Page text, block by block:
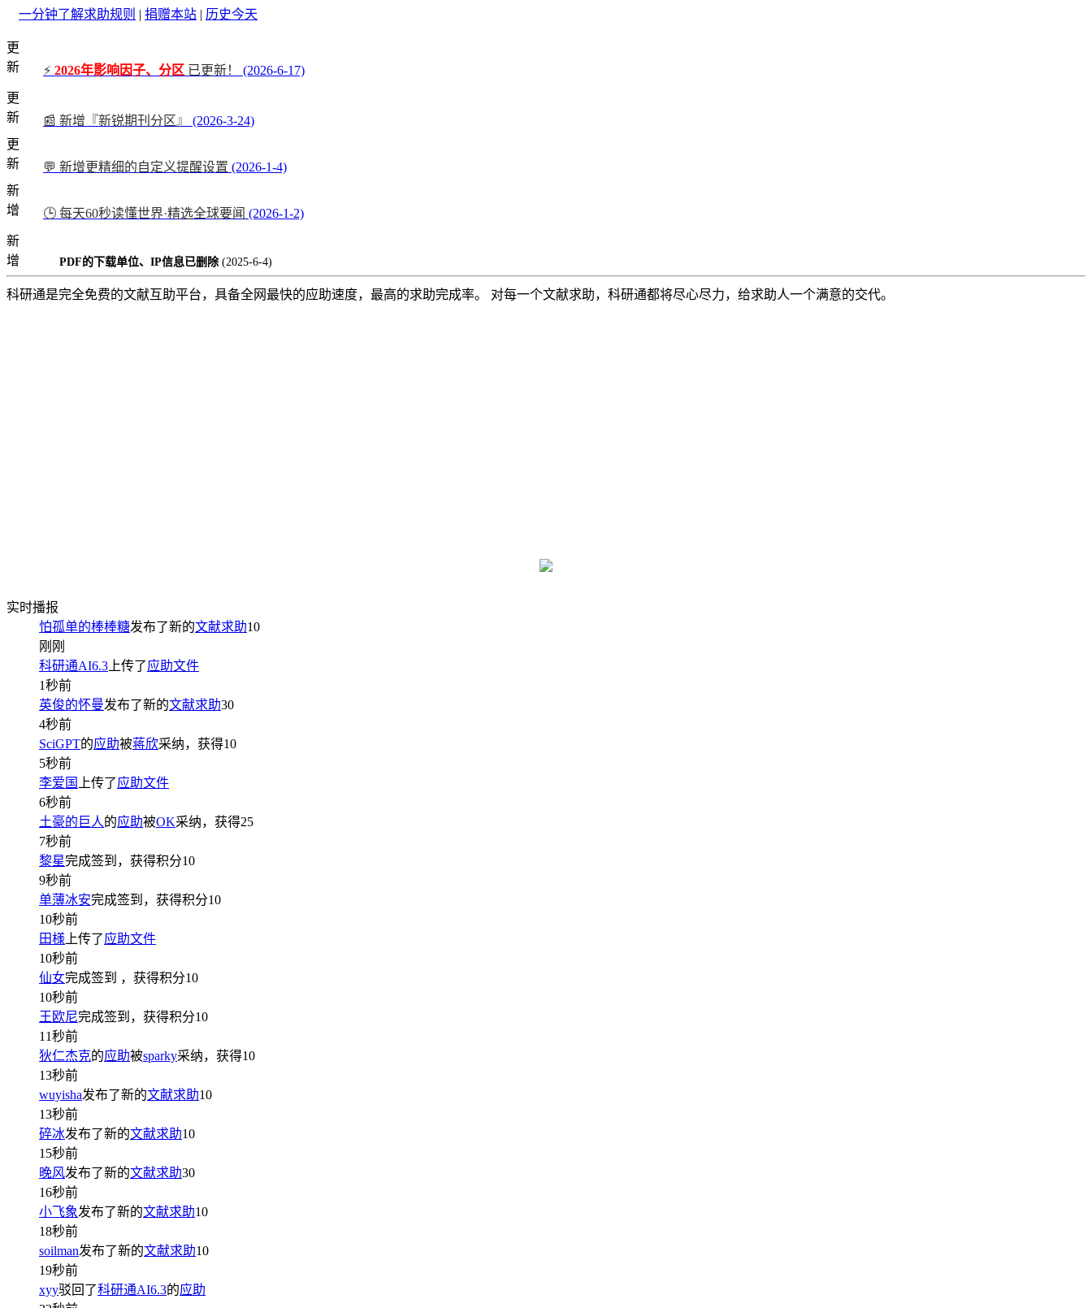
一分钟了解求助规则
捐赠本站 历史今天
更
新
⚡ 2026年影响因子、分区 已更新！
(2026-6-17)
更
新
📰 新增『新锐期刊分区』
(2026-3-24)
更
新
💬 新增更精细的自定义提醒设置 (2026-1-4)
新
增
🕒 每天60秒读懂世界·精选全球要闻 (2026-1-2)
新
增
PDF的下载单位、IP信息已删除 (2025-6-4)
科研通是完全免费的文献互助平台，具备全网最快的应助速度，最高的求助完成率。 对每一个文献求助，科研通都将尽心尽力，给求助人一个满意的交代。
实时播报
怕孤单的棒棒糖发布了新的文献求助10
刚刚
科研通AI6.3上传了 应助文件
1秒前
英俊的怀曼发布了新的文献求助30
4秒前
SciGPT的应助被蒋欣采纳，获得10
5秒前
李爱国 上传了 应助文件
6秒前
土豪的巨人的应助被OK采纳，获得25
7秒前
黎星完成签到，获得积分10
9秒前
单薄冰安完成签到，获得积分10
10秒前
田様上传了 应助文件
10秒前
仙女完成签到 ，获得积分10
10秒前
王欧尼完成签到，获得积分10
11秒前
狄仁杰克的应助被sparky采纳，获得10
13秒前
wuyisha发布了新的文献求助10
13秒前
碎冰发布了新的文献求助10
15秒前
晚风发布了新的文献求助30
16秒前
小飞象发布了新的文献求助10
18秒前
soilman发布了新的文献求助10
19秒前
xyy驳回了科研通AI6.3的应助